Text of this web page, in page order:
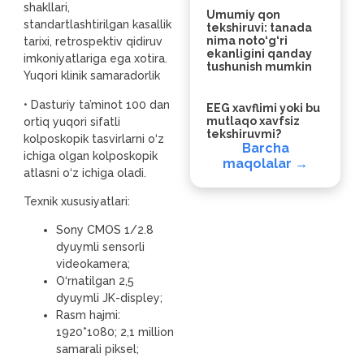
shakllari,
standartlashtirilgan kasallik
tarixi, retrospektiv qidiruv
imkoniyatlariga ega xotira.
Yuqori klinik samaradorlik
• Dasturiy ta’minot 100 dan
ortiq yuqori sifatli
kolposkopik tasvirlarni o‘z
ichiga olgan kolposkopik
atlasni o‘z ichiga oladi.
Texnik xususiyatlari:
Sony CMOS 1/2.8
dyuymli sensorli
videokamera;
O‘rnatilgan 2,5
dyuymli JK-displey;
Rasm hajmi:
1920*1080; 2,1 million
samarali piksel;
Umumiy qon
tekshiruvi: tanada
nima noto‘g‘ri
ekanligini qanday
tushunish mumkin
EEG xavflimi yoki bu
mutlaqo xavfsiz
tekshiruvmi?
Barcha
maqolalar →